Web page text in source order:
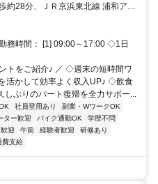
ムはおしゃれなカフェ♪ディナー
ストランへ！
約28分、ＪＲ京浜東北線 浦和アト
浦和美園1番口徒歩約52分 浦和
目」から徒歩1分・東浦和駅からバ
1分／国道463号沿い
務時間： [1] 09:00～17:00 ◇1日
トをご紹介♪ ／ ◇週末の短時間ワ
活かして効率よく収入UP♪ ◇飲食
ぶりのパート復帰を全力サポー...
社員登用あり
副業・WワークOK
ター歓迎 バイク通勤OK
学歴不問
迎 午前 経験者歓迎
研修あり
費支給